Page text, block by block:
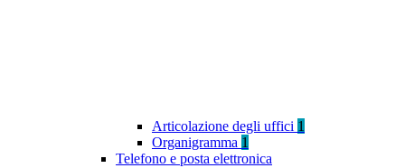
Articolazione degli uffici 1
Organigramma 1
Telefono e posta elettronica